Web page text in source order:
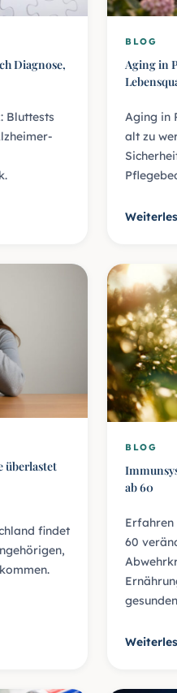
Diagnose,
Bluttests
BLOG
Aging in
Aging in
alt zu
überlastet
findet
BLOG
ab 60
Erfahren
60